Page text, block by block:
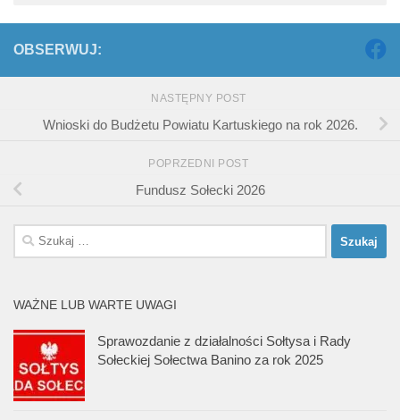
OBSERWUJ:
NASTĘPNY POST
Wnioski do Budżetu Powiatu Kartuskiego na rok 2026.
POPRZEDNI POST
Fundusz Sołecki 2026
Szukaj:
WAŻNE LUB WARTE UWAGI
Sprawozdanie z działalności Sołtysa i Rady
Sołeckiej Sołectwa Banino za rok 2025